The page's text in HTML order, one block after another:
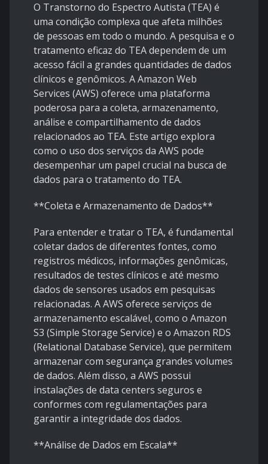
O Transtorno do Espectro Autista (TEA) é
uma condição complexa que afeta milhões
de pessoas em todo o mundo. A pesquisa e o
tratamento eficaz do TEA dependem de um
acesso fácil a grandes quantidades de dados
clínicos e genômicos. A Amazon Web
Services (AWS) oferece uma plataforma
poderosa para a coleta, armazenamento,
análise e compartilhamento de dados
relacionados ao TEA. Este artigo explora
como o uso dos serviços da AWS pode
desempenhar um papel crucial na busca de
dados para o tratamento do TEA.
**Coleta e Armazenamento de Dados**
Para entender e tratar o TEA, é fundamental
coletar dados de diferentes fontes, como
registros médicos, informações genômicas,
resultados de testes clínicos e até mesmo
dados de sensores usados em pesquisas
relacionadas. A AWS oferece serviços de
armazenamento escalável, como o Amazon
S3 (Simple Storage Service) e o Amazon RDS
(Relational Database Service), que permitem
armazenar com segurança grandes volumes
de dados. Além disso, a AWS possui
instalações de data centers seguros e
conformes com regulamentações para
garantir a integridade dos dados.
**Análise de Dados em Escala**